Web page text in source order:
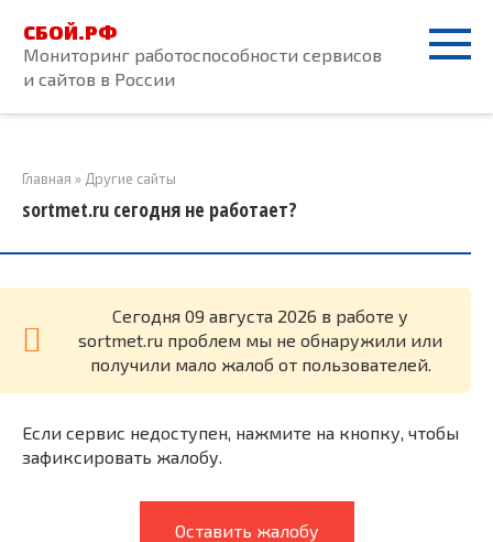
контенту
СБОЙ.РФ
Мониторинг работоспособности сервисов
и сайтов в России
Главная » Другие сайты
sortmet.ru сегодня не работает?
Cегодня 09 августа 2026 в работе у
sortmet.ru проблем мы не обнаружили или
получили мало жалоб от пользователей.
Если сервис недоступен, нажмите на кнопку, чтобы
зафиксировать жалобу.
Оставить жалобу